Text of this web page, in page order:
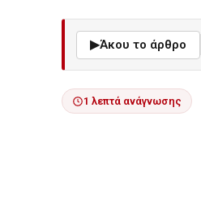
▶Άκου το άρθρο
1 λεπτά ανάγνωσης